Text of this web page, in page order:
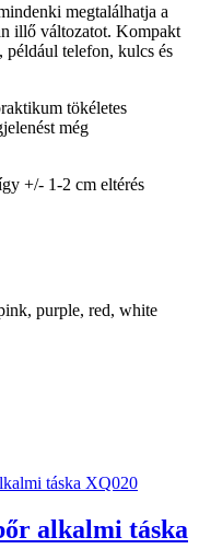
megtalálhatja a
illő változatot. Kompakt
például telefon, kulcs és
tökéletes
még
+/- 1-2 cm eltérés
purple, red, white
alkalmi táska